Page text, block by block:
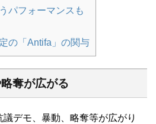
パフォーマンスも
の「Antifa」の関与
奪が広がる
デモ、暴動、略奪等が広がり